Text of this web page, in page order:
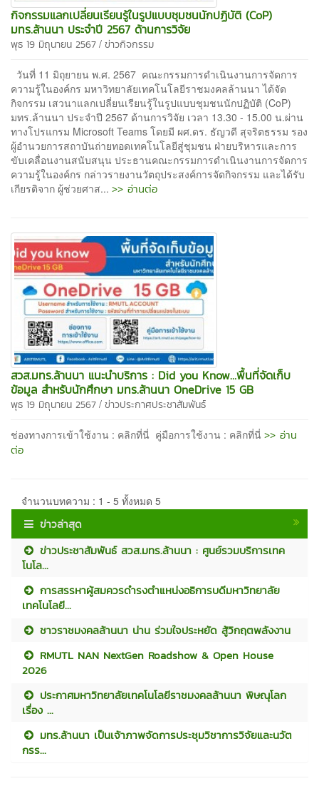
กิจกรรมแลกเปลี่ยนเรียนรู้ในรูปแบบชุมชนนักปฏิบัติ (CoP)
มทร.ล้านนา ประจำปี 2567 ด้านการวิจัย
พุธ 19 มิถุนายน 2567 / ข่าวกิจกรรม
วันที่ 11 มิถุยายน พ.ศ. 2567 คณะกรรมการดำเนินงานการจัดการ
ความรู้ในองค์กร มหาวิทยาลัยเทคโนโลยีราชมงคลล้านนา ได้จัด
กิจกรรม เสวนาแลกเปลี่ยนเรียนรู้ในรูปแบบชุมชนนักปฏิบัติ (CoP)
มทร.ล้านนา ประจำปี 2567 ด้านการวิจัย เวลา 13.30 - 15.00 น.ผ่าน
ทางโปรแกรม Microsoft Teams โดยมี ผศ.ดร. ธัญวดี สุจริตธรรม รอง
ผู้อำนวยการสถาบันถ่ายทอดเทคโนโลยีสู่ชุมชน ฝ่ายบริหารและการ
ขับเคลื่อนงานสนับสนุน ประธานคณะกรรมการดำเนินงานการจัดการ
ความรู้ในองค์กร กล่าวรายงานวัตถุประสงค์การจัดกิจกรรม และได้รับ
เกียรติจาก ผู้ช่วยศาส... >> อ่านต่อ
สวส.มทร.ล้านนา แนะนำบริการ : Did you Know…พื้นที่จัดเก็บ
ข้อมูล สำหรับนักศึกษา มทร.ล้านนา OneDrive 15 GB
พุธ 19 มิถุนายน 2567 / ข่าวประกาศประชาสัมพันธ์
ช่องทางการเข้าใช้งาน : คลิกที่นี่ คู่มือการใช้งาน : คลิกที่นี่ >> อ่าน
ต่อ
จำนวนบทความ : 1 - 5 ทั้งหมด 5
ข่าวล่าสุด
ข่าวประชาสัมพันธ์ สวส.มทร.ล้านนา : ศูนย์รวมบริการเทค
โนโล...
การสรรหาผู้สมควรดำรงตำแหน่งอธิการบดีมหาวิทยาลัย
เทคโนโลยี...
ชาวราชมงคลล้านนา น่าน ร่วมใจประหยัด สู้วิกฤตพลังงาน
RMUTL NAN NextGen Roadshow & Open House
2026
ประกาศมหาวิทยาลัยเทคโนโลยีราชมงคลล้านนา พิษณุโลก
เรื่อง ...
มทร.ล้านนา เป็นเจ้าภาพจัดการประชุมวิชาการวิจัยและนวัต
กรร...